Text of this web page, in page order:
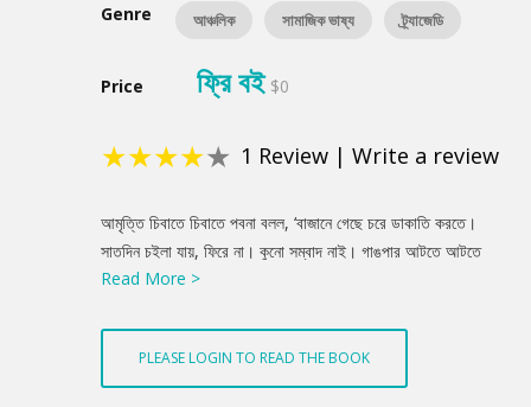
Genre আঞ্চলিক সামাজিক ভাষ্য ট্র্যাজেডি
Price ফ্রি বই $0
★★★★★ 1 Review | Write a review
Product
Summery
আমৃত্তি চিবাতে চিবাতে পবনা বলল, ‘বাজানে গেছে চরে ডাকাতি করতে।
সাতদিন চইলা যায়, ফিরে না। কুনো সম্বাদ নাই। গাঙপার আটতে আটতে
আমার খালি বাজানের কথা মনে অয়। কাসার বাসনে বাত বাইরা দিলে মারে আমি
Read More >
PLEASE LOGIN TO READ THE BOOK